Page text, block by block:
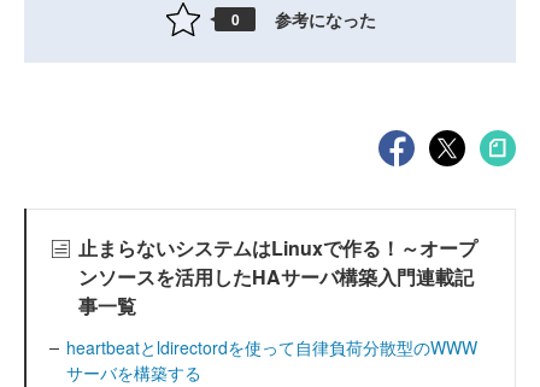
0 参考になった
止まらないシステムはLinuxで作る！～オープ
ンソースを活用したHAサーバ構築入門連載記
事一覧
heartbeatとldirectordを使って自律負荷分散型のWWW
サーバを構築する